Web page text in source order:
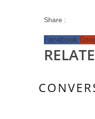
Share :
Facebook